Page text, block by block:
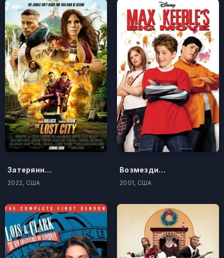
Затерянный город
2022, США
Возмездие Макса Кибла
2001, США